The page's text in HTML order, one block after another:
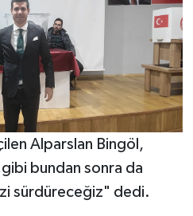
Alparslan Bingöl,
bundan sonra da
sürdüreceğiz" dedi.